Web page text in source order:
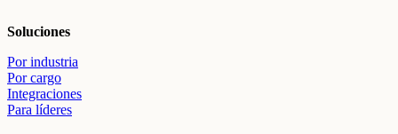
Soluciones
Por industria
Por cargo
Integraciones
Para líderes